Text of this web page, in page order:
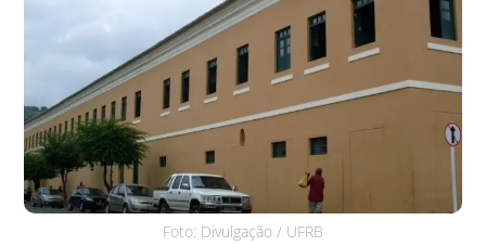
Foto: Divulgação / UFRB